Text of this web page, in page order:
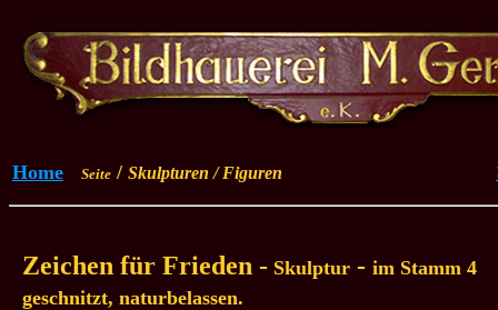
Home Seite / Skulpturen / Figuren
Zeichen für Frieden - Skulptur - im Stamm 4
geschnitzt, naturbelassen.